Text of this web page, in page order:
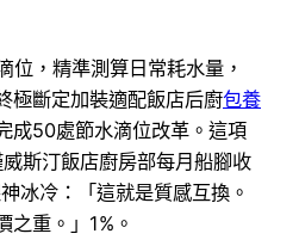
位，精準測算日常耗水量，
極斷定加裝適配飯店后廚包養
成50處節水滴位改革。這項
斯汀飯店廚房部每月船腳收
冰冷：「這就是質感互換。
之重。」1%。